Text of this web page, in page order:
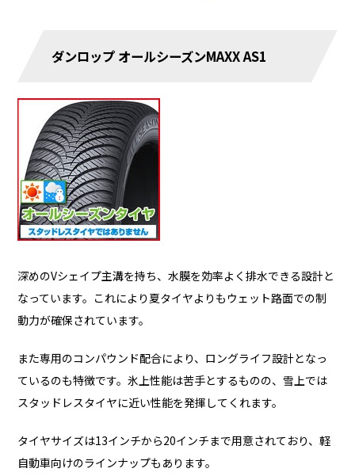
ダンロップ オールシーズンMAXX AS1
深めのVシェイプ主溝を持ち、水膜を効率よく排水できる設計と
なっています。これにより夏タイヤよりもウェット路面での制
動力が確保されています。
また専用のコンパウンド配合により、ロングライフ設計となっ
ているのも特徴です。氷上性能は苦手とするものの、雪上では
スタッドレスタイヤに近い性能を発揮してくれます。
タイヤサイズは13インチから20インチまで用意されており、軽
自動車向けのラインナップもあります。